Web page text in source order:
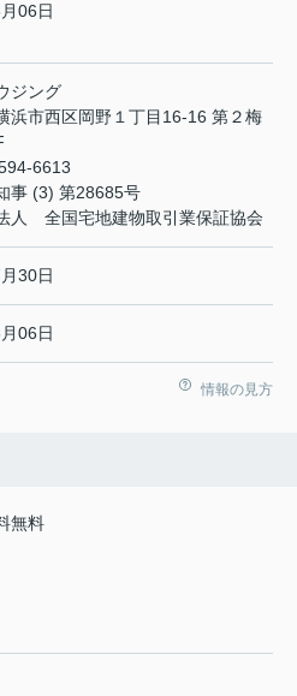
06日
ジング
浜市西区岡野１丁目16-16 第２梅
6613
事 (3) 第28685号
人 全国宅地建物取引業保証協会
30日
06日
情報の見方
無料